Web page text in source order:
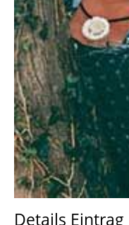
Details Eintrag